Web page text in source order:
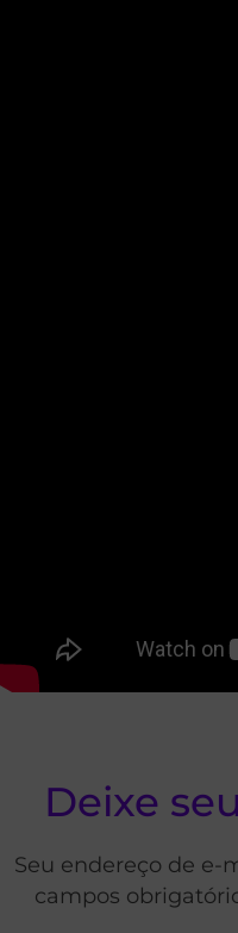
Deixe
Seu endereço de e-
campos